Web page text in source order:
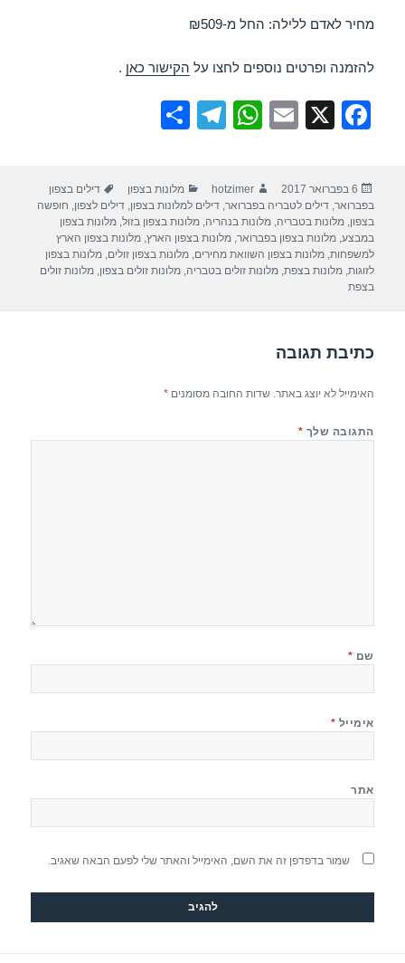
מחיר לאדם ללילה: החל מ-₪509
להזמנה ופרטים נוספים לחצו על הקישור כאן .
F
e
b
o
X
E
W
s
A
p
T
gr
a
m
e
פורסם
בתאריך
6 בפברואר 2017 מחבר
hotzimer קטגוריות
מלונות בצפון תגיות
דילים בצפון
בפברואר,דילים לטבריה בפברואר,דילים למלונות בצפון,דילים לצפון, חופשה
בצפון,מלונות בטבריה,מלונות בנהריה,מלונות בצפון בזול,מלונות בצפון
במבצע,מלונות בצפון בפברואר,מלונות בצפון הארץ,מלונות בצפון הארץ
למשפחות,מלונות בצפון השוואת מחירים,מלונות בצפון זולים,מלונות בצפון
לזוגות,מלונות בצפת,מלונות זולים בטבריה,מלונות זולים בצפון,מלונות זולים
בצפת
כתיבת תגובה
האימייל לא יוצג באתר. שדות החובה מסומנים*
התגובה שלך *
שם *
אימייל *
אתר
שמור בדפדפן זה את השם, האימייל והאתר שלי לפעם הבאה שאגיב.